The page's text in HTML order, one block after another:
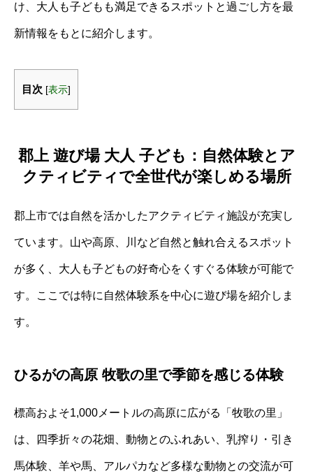
け、大人も子どもも満足できるスポットと過ごし方を最
新情報をもとに紹介します。
目次 [表示]
郡上 遊び場 大人 子ども：自然体験とア
クティビティで全世代が楽しめる場所
郡上市では自然を活かしたアクティビティ施設が充実し
ています。山や高原、川など自然と触れ合えるスポット
が多く、大人も子どもの好奇心をくすぐる体験が可能で
す。ここでは特に自然体験系を中心に遊び場を紹介しま
す。
ひるがの高原 牧歌の里で季節を感じる体験
標高およそ1,000メートルの高原に広がる「牧歌の里」
は、四季折々の花畑、動物とのふれあい、乳搾り・引き
馬体験、羊や馬、アルパカなど多様な動物との交流が可